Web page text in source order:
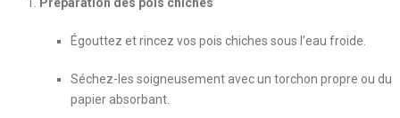
Égouttez et rincez vos pois chiches sous l’eau froide.
Séchez-les soigneusement avec un torchon propre ou du
papier absorbant.